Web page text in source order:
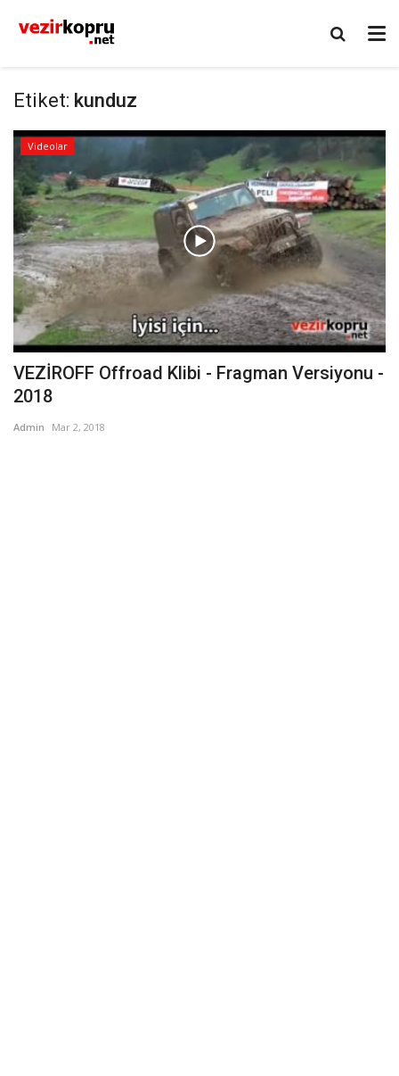
Etiket: kunduz
Videolar
VEZİROFF Offroad Klibi - Fragman Versiyonu -
2018
Admin Mar 2, 2018